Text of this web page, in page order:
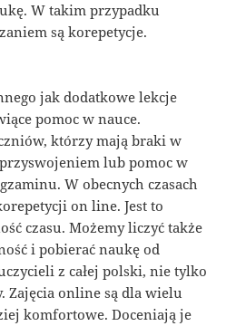
W takim przypadku
są korepetycje.
jak dodatkowe lekcje
pomoc w nauce.
którzy mają braki w
lub pomoc w
W obecnych czasach
on line. Jest to
czasu. Możemy liczyć także
i pobierać naukę od
z całej polski, nie tylko
Zajęcia online są dla wielu
komfortowe. Doceniają je